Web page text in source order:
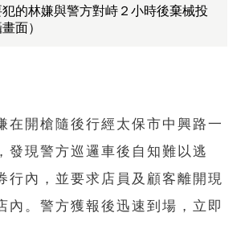
的林嫌與警方對峙２小時後棄械投
面）
在開槍隨後行經太保市中興路一
發現警方巡邏車後自知難以逃
行內，並要求店員及顧客離開現
內。警方獲報後迅速到場，立即